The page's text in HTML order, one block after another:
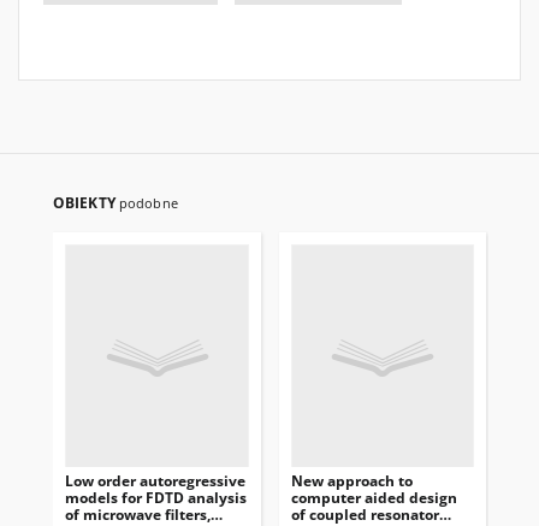
OBIEKTY podobne
Low order autoregressive
models for FDTD analysis
of microwave filters,
New approach to
computer aided design
of coupled resonator